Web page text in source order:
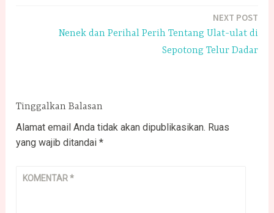
NEXT POST
Nenek dan Perihal Perih Tentang Ulat-ulat di
Sepotong Telur Dadar
Tinggalkan Balasan
Alamat email Anda tidak akan dipublikasikan. Ruas
yang wajib ditandai*
KOMENTAR*